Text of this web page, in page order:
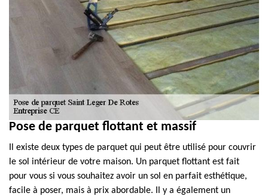
Pose de parquet flottant et massif
Il existe deux types de parquet qui peut être utilisé pour couvrir
le sol intérieur de votre maison. Un parquet flottant est fait
pour vous si vous souhaitez avoir un sol en parfait esthétique,
facile à poser, mais à prix abordable. Il y a également un